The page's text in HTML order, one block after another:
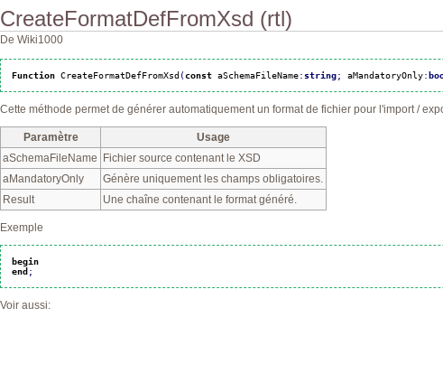
CreateFormatDefFromXsd (rtl)
De Wiki1000
Function CreateFormatDefFromXsd (const aSchemaFileName:string; aMandatoryOnly:
Cette méthode permet de générer automatiquement un format de fichier pour l'import /
Paramètre
Usage
aSchemaFileName
Fichier source contenant le XSD
aMandatoryOnly
Génère uniquement les champs obligatoires.
Result
Une chaîne contenant le format généré.
Exemple
begin
end ;
Voir aussi: